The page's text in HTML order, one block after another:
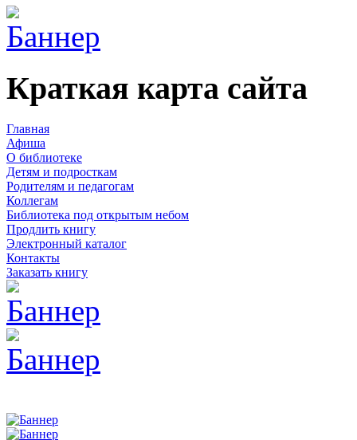
Краткая карта сайта
Главная
Афиша
О библиотеке
Детям и подросткам
Родителям и педагогам
Коллегам
Библиотека под открытым небом
Продлить книгу
Электронный каталог
Контакты
Заказать книгу